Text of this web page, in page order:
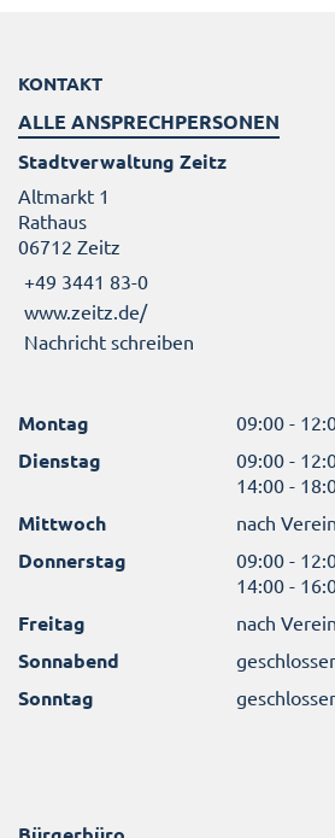
KONTAKT
ALLE ANSPRECHPERSONEN
Stadtverwaltung Zeitz
Altmarkt 1
Rathaus
06712 Zeitz
+49 3441 83-0
www.zeitz.de/
Nachricht schreiben
Montag 09:00 -
Dienstag
09:00 -
14:00 -
Mittwoch nach
Donnerstag
09:00 -
14:00 -
Freitag nach
Sonnabend
Sonntag